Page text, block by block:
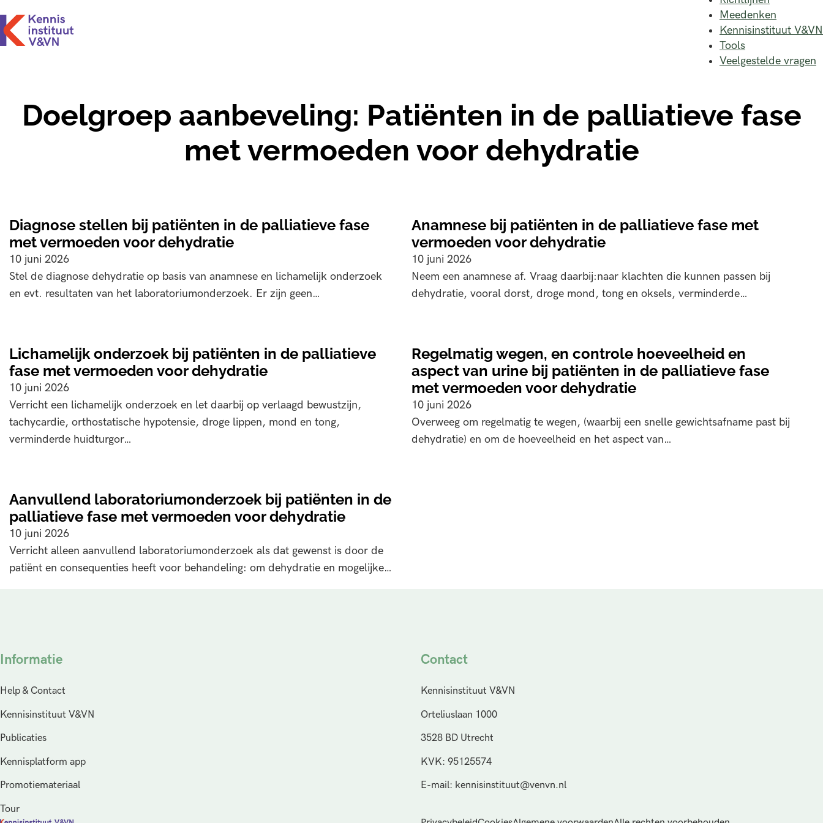
Meedenken
Kennisinstituut V&VN
Tools
Veelgestelde vragen
Doelgroep aanbeveling: Patiënten in de palliatieve fase
met vermoeden voor dehydratie
Diagnose stellen bij patiënten in de palliatieve fase
met vermoeden voor dehydratie
10 juni 2026
Stel de diagnose dehydratie op basis van anamnese en lichamelijk onderzoek
en evt. resultaten van het laboratoriumonderzoek. Er zijn geen…
Anamnese bij patiënten in de palliatieve fase met
vermoeden voor dehydratie
10 juni 2026
Neem een anamnese af. Vraag daarbij:naar klachten die kunnen passen bij
dehydratie, vooral dorst, droge mond, tong en oksels, verminderde…
Lichamelijk onderzoek bij patiënten in de palliatieve
fase met vermoeden voor dehydratie
10 juni 2026
Verricht een lichamelijk onderzoek en let daarbij op verlaagd bewustzijn,
tachycardie, orthostatische hypotensie, droge lippen, mond en tong,
verminderde huidturgor…
Regelmatig wegen, en controle hoeveelheid en
aspect van urine bij patiënten in de palliatieve fase
met vermoeden voor dehydratie
10 juni 2026
Overweeg om regelmatig te wegen, (waarbij een snelle gewichtsafname past bij
dehydratie) en om de hoeveelheid en het aspect van…
Aanvullend laboratoriumonderzoek bij patiënten in de
palliatieve fase met vermoeden voor dehydratie
10 juni 2026
Verricht alleen aanvullend laboratoriumonderzoek als dat gewenst is door de
patiënt en consequenties heeft voor behandeling: om dehydratie en mogelijke…
Informatie
Help & Contact
Kennisinstituut V&VN
Publicaties
Kennisplatform app
Promotiemateriaal
Tour
Contact
Kennisinstituut V&VN
Orteliuslaan 1000
3528 BD Utrecht
KVK: 95125574
E-mail: kennisinstituut@venvn.nl